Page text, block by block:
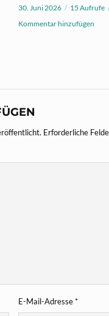
30. Juni 2026
15 Aufrufe
Kommentar hinzufügen
Erforderliche
E-Mail-Adresse*